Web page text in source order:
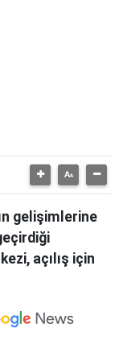
gelişimlerine
açılış için